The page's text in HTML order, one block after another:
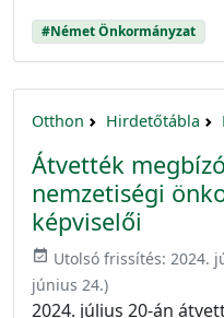
#Német Önkormányzat
Otthon Hirdetőtábla
Átvették
nemzetiségi
képviselői
event_available Utolsó frissítés: 2024.
június 24.)
2024. július 20-án